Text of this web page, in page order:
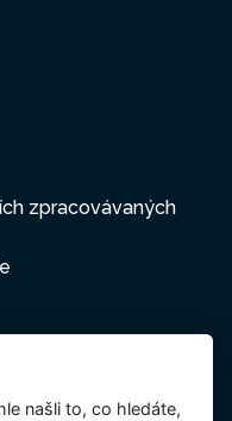
zpracovávaných
našli to, co hledáte,